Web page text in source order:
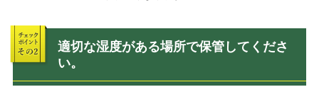
適切な湿度がある場所で保管してくださ
い。